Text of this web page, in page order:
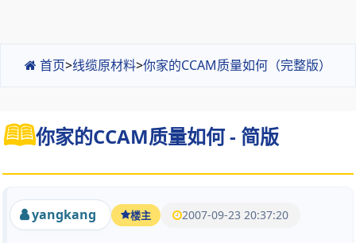
首页>线缆原材料>你家的CCAM质量如何（完整版）
你家的CCAM质量如何 - 简版
yangkang 楼主 2007-09-23 20:37:20